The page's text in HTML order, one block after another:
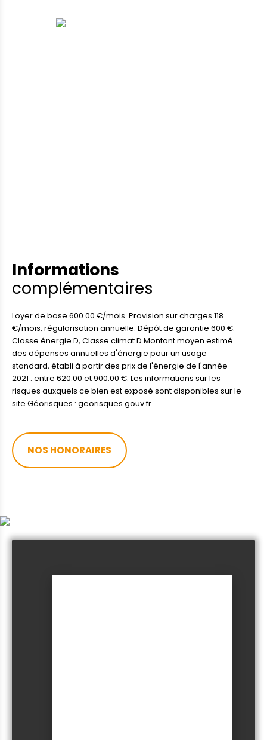
Informations
complémentaires
Loyer de base 600.00 €/mois. Provision sur charges 118
€/mois, régularisation annuelle. Dépôt de garantie 600 €.
Classe énergie D, Classe climat D Montant moyen estimé
des dépenses annuelles d'énergie pour un usage
standard, établi à partir des prix de l'énergie de l'année
2021 : entre 620.00 et 900.00 €. Les informations sur les
risques auxquels ce bien est exposé sont disponibles sur le
site Géorisques : georisques.gouv.fr.
NOS HONORAIRES